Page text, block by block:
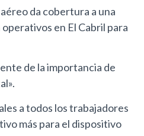
da cobertura a una
en El Cabril para
de la importancia de
a todos los trabajadores
más para el dispositivo